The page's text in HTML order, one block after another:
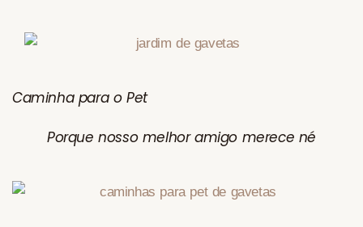
Caminha para o Pet
Porque nosso melhor amigo merece né